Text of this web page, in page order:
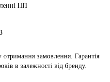
НП
замовлення. Гарантія
в залежності від бренду.